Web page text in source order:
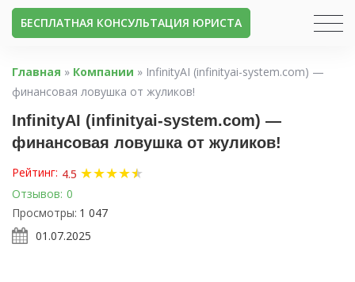
БЕСПЛАТНАЯ КОНСУЛЬТАЦИЯ ЮРИСТА
Главная » Компании » InfinityAI (infinityai-system.com) —
финансовая ловушка от жуликов!
InfinityAI (infinityai-system.com) —
финансовая ловушка от жуликов!
Рейтинг: 4.5 ★★★★★
★
Отзывов: 0
Просмотры: 1 047
01.07.2025